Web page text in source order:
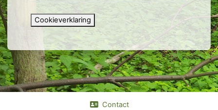
Cookieverklaring
Contact